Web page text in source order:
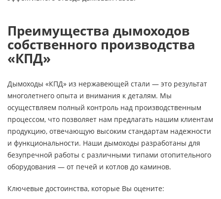
Преимущества дымоходов
собственного производства
«КПД»
Дымоходы «КПД» из нержавеющей стали — это результат
многолетнего опыта и внимания к деталям. Мы
осуществляем полный контроль над производственным
процессом, что позволяет нам предлагать нашим клиентам
продукцию, отвечающую высоким стандартам надежности
и функциональности. Наши дымоходы разработаны для
безупречной работы с различными типами отопительного
оборудования — от печей и котлов до каминов.
Ключевые достоинства, которые Вы оцените: